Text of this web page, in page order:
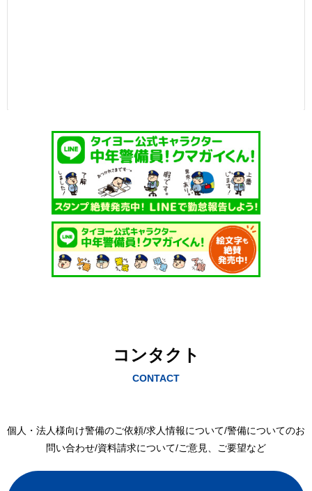
コンタクト
CONTACT
個人・法人様向け警備のご依頼/求人情報について/警備についてのお
問い合わせ/資料請求について/ご意見、ご要望など